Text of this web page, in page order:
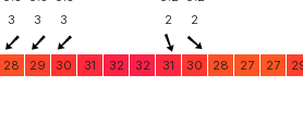
3 3 3 2 2
28 29 30 31 32 32 31 30 28 27 27